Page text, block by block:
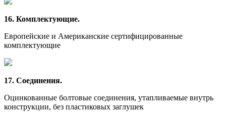
16. Комплектующие.
Европейские и Американские сертифицированные
комплектующие
17. Соединения.
Оцинкованные болтовые соединения, утапливаемые внутрь
конструкции, без пластиковых заглушек